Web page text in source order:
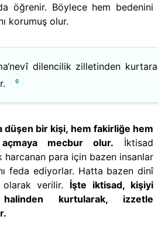
öğrenir. Böylece hem bedenini
korumuş olur.
dilencilik zilletinden
6
düşen bir kişi, hem fakirliğe hem
mecbur olur. İktisad
para için bazen insanlar
feda ediyorlar. Hatta bazen dinî
olarak verilir. İşte iktisad, kişiyi
kurtularak, izzetle